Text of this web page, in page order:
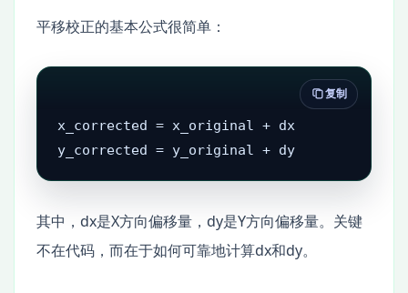
平移校正的基本公式很简单：
x_corrected = x_original + dx
y_corrected = y_original + dy
复制
其中，dx是X方向偏移量，dy是Y方向偏移量。关键
不在代码，而在于如何可靠地计算dx和dy。